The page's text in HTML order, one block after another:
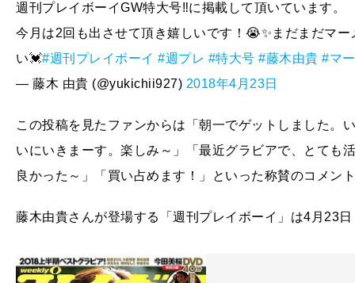
週刊プレイボーイGW特大号‼️に掲載して頂いています。
今月は2回も出させて頂き嬉しいです！😭✨まだまだマ
い💓#週刊プレイボーイ #週プレ #特大号 #藤木由貴 #マ
— 藤木 由貴 (@yukichii927) 2018年4月23日
この投稿を見たファンからは「朝一でゲットしました。
いにいきまーす。楽しみ～」「最近グラビアで、とても
良かった～」「買い占めます！」といった称賛のコメン
藤木由貴さんが登場する「週刊プレイボーイ」は4月23